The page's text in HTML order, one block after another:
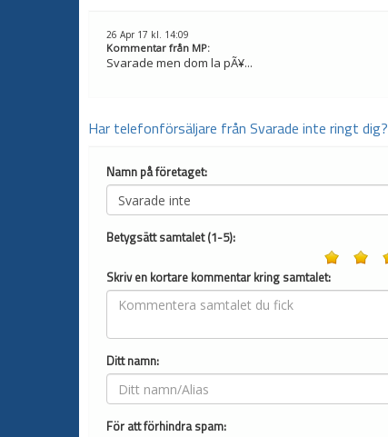
26 Apr 17 kl. 14:09
Kommentar från MP:
Svarade men dom la pÃ¥...
Har telefonförsäljare från Svarade inte ringt dig?
Namn på företaget:
Betygsätt samtalet (1-5):
Skriv en kortare kommentar kring samtalet:
Ditt namn:
För att förhindra spam: